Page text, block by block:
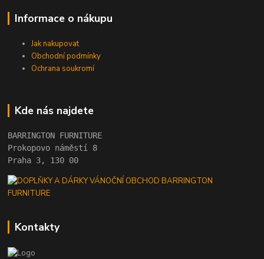
Informace o nákupu
Jak nakupovat
Obchodní podmínky
Ochrana soukromí
Kde nás najdete
BARRINGTON FURNITURE
Prokopovo náměstí 8
Praha 3, 130 00
Kontakty